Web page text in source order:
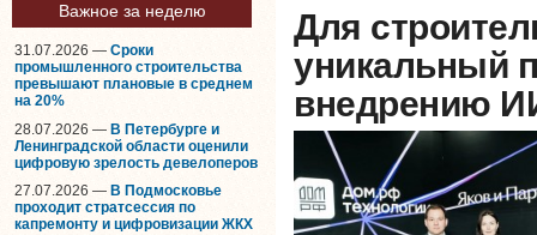
Важное за неделю
31.07.2026 — Сроки
промышленного строительства
превышают плановые в среднем
на 20%
28.07.2026 — В Петербурге и
Ленинградской области оценили
цифровую зрелость девелоперов
27.07.2026 — В Подмосковье
проходит стратсессия по
капремонту и цифровизации ЖКХ
Для
уникальный
внедрению